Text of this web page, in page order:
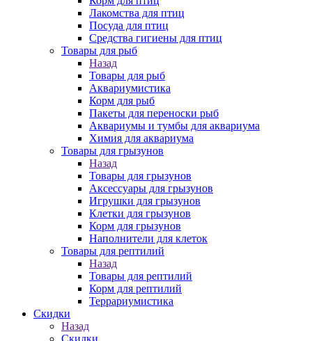
Лакомства для птиц
Посуда для птиц
Средства гигиены для птиц
Товары для рыб
Назад
Товары для рыб
Аквариумистика
Корм для рыб
Пакеты для переноски рыб
Аквариумы и тумбы для аквариума
Химия для аквариума
Товары для грызунов
Назад
Товары для грызунов
Аксессуары для грызунов
Игрушки для грызунов
Клетки для грызунов
Корм для грызунов
Наполнители для клеток
Товары для рептилий
Назад
Товары для рептилий
Корм для рептилий
Террариумистика
Скидки
Назад
Скидки